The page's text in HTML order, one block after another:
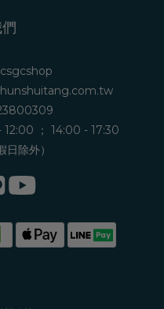
12:00 ； 14:00 - 17:30
日除外）